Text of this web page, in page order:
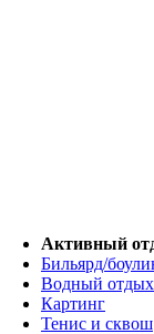
Активный
Бильярд/
Водный отдых
Картинг
Тенис и сквош